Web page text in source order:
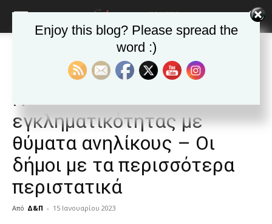
ΕΙΔΗΣΕΙΣ Ελλαδα ΚΑΙΣΑΡΙΑΝΗ
Νέα της Καισαριανής
Τα νέα της Πόλης
Η «ακτινογραφία» της
εγκληματικότητας με
θύματα ανηλίκους – Οι
δήμοι με τα περισσότερα
περιστατικά
Από Δ&Π - 15 Ιανουαρίου 2023
Enjoy this blog? Please spread the
word :)